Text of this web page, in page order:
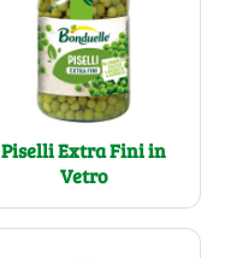
Piselli Extra Fini in
Vetro